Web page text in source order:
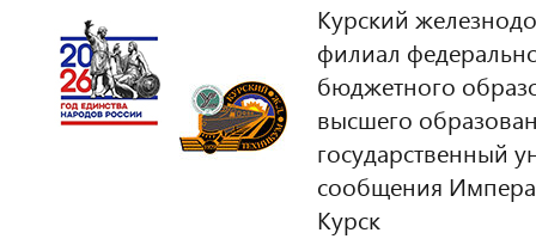
Курский
филиал
бюджетного
высшего
государственный
сообщения
Курск